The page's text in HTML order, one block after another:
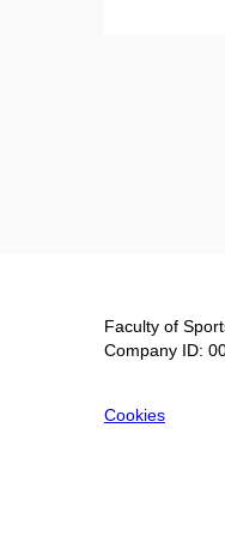
Faculty of
Company ID:
Cookies